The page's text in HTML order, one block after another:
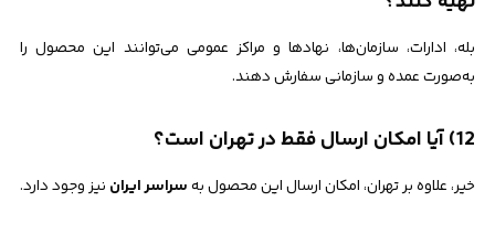
بله، ادارات، سازمان‌ها، نهادها و مراکز عمومی می‌توانند این محصول را
به‌صورت عمده و سازمانی سفارش دهند.
12) آیا امکان ارسال فقط در تهران است؟
خیر، علاوه بر تهران، امکان ارسال این محصول بهسراسر ایران نیز وجود دارد.